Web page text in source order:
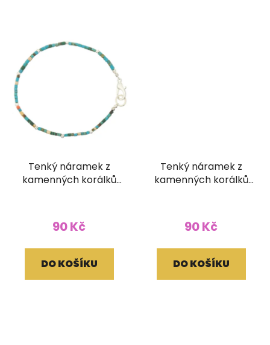
Tenký náramek z
kamenných korálků
90 Kč
DO KOŠÍKU
Tenký náramek z
kamenných korálků
90 Kč
DO KOŠÍKU